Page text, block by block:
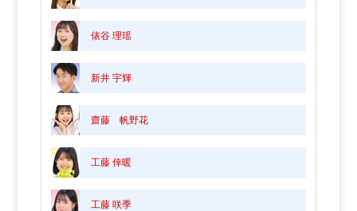
俵谷 理瑶
新井 宇輝
齋藤 帆野花
工藤 倖暖
工藤 咲季